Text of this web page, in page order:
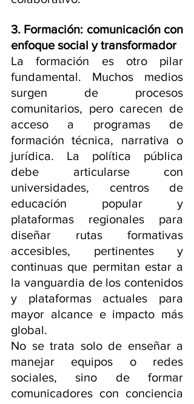
3. Formación: comunicación con
enfoque social y transformador
La formación es otro pilar
fundamental. Muchos medios
surgen de procesos
comunitarios, pero carecen de
acceso a programas de
formación técnica, narrativa o
jurídica. La política pública
debe articularse con
universidades, centros de
educación popular y
plataformas regionales para
diseñar rutas formativas
accesibles, pertinentes y
continuas que permitan estar a
la vanguardia de los contenidos
y plataformas actuales para
mayor alcance e impacto más
global.
No se trata solo de enseñar a
manejar equipos o redes
sociales, sino de formar
comunicadores con conciencia